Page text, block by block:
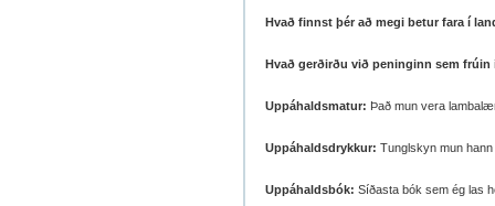
Hvað finnst þér að megi betur fara í
Hvað gerðirðu við peninginn sem
Uppáhaldsmatur: Það mun vera
Uppáhaldsdrykkur: Tunglskyn mun hann
Uppáhaldsbók: Síðasta bók sem ég las